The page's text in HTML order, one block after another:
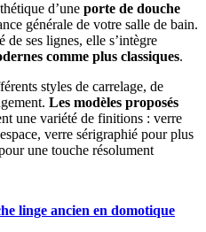
d’une porte de douche
générale de votre salle de bain.
de ses lignes, elle s’intègre
comme plus classiques.
styles de carrelage, de
Les modèles proposés
une variété de finitions : verre
verre sérigraphié pour plus
une touche résolument
linge ancien en domotique